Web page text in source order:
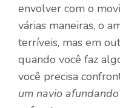
envolver com o
várias maneiras, o
terríveis, mas em
quando você faz
você precisa
um navio